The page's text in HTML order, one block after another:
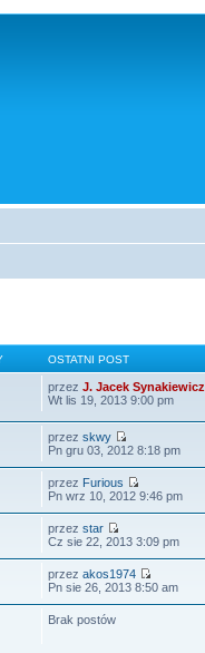
OSTATNI POST
przezJ. Jacek Synakiewicz
Wt lis 19, 2013 9:00 pm
przezskwy
Pn gru 03, 2012 8:18 pm
przez Furious
Pn wrz 10, 2012 9:46 pm
przezstar
Cz sie 22, 2013 3:09 pm
przezakos1974
Pn sie 26, 2013 8:50 am
Brak postów